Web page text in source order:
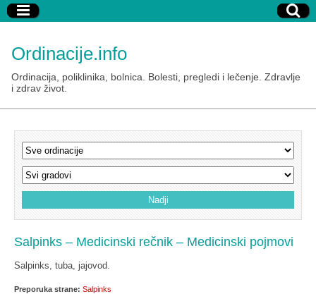
Ordinacije.info
Ordinacija, poliklinika, bolnica. Bolesti, pregledi i lečenje. Zdravlje
i zdrav život.
Salpinks – Medicinski rečnik – Medicinski pojmovi
Salpinks, tuba, jajovod.
Preporuka strane: Salpinks